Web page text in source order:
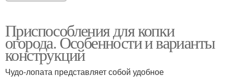
Приспособления для копки
огорода. Особенности и варианты
конструкций
Чудо-лопата представляет собой удобное